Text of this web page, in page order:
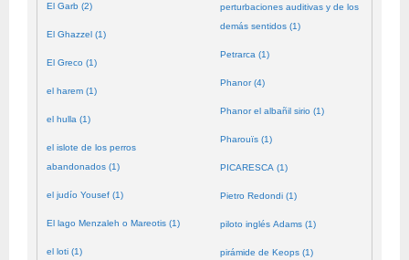
El Garb (2)
El Ghazzel (1)
El Greco (1)
el harem (1)
el hulla (1)
el islote de los perros
abandonados (1)
el judío Yousef (1)
El lago Menzaleh o Mareotis (1)
el loti (1)
perturbaciones auditivas y de los
demás sentidos (1)
Petrarca (1)
Phanor (4)
Phanor el albañil sirio (1)
Pharouïs (1)
PICARESCA (1)
Pietro Redondi (1)
piloto inglés Adams (1)
pirámide de Keops (1)